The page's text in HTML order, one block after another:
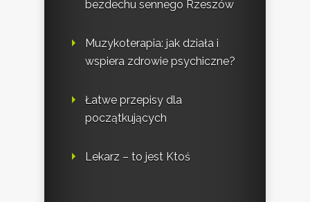
bezdechu sennego Rzeszów
Muzykoterapia: jak działa i
wspiera zdrowie psychiczne?
Łatwe przepisy dla
początkujących
Lekarz – to jest Ktoś